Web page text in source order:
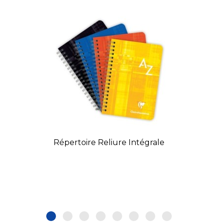
Répertoire Reliure Intégrale